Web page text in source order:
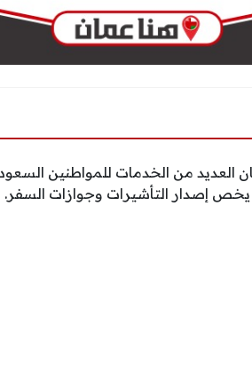
من الخدمات للمواطنين
إصدار التأشيرات وجوازات السفر.